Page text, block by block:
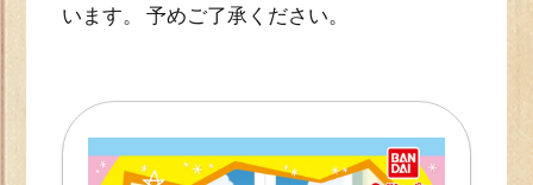
います。 予めご了承ください。